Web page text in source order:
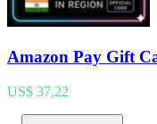
Amazon Pay Gift
US$ 37,22